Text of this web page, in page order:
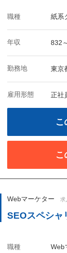
職種 紙系
年収 832
勤務地 東京
雇用形態 正社
こ
こ
Webマーケター 求
SEOスペシャ
職種 Web